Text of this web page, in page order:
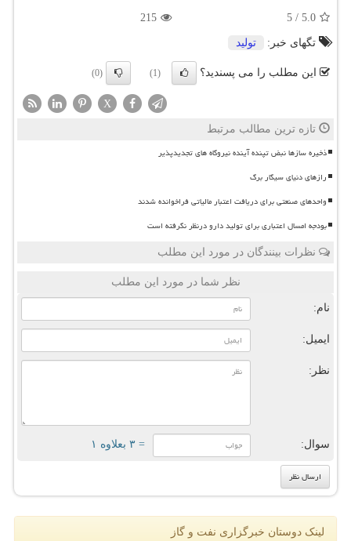
5.0
/
5
215
تگهای خبر: تولید
این مطلب را می پسندید؟ (1)
(0)
X
تازه ترین مطالب مرتبط
ذخیره سازها نبض تپنده آینده نیروگاه های تجدیدپذیر
رازهای دنیای سیگار برگ
واحدهای صنعتی برای دریافت اعتبار مالیاتی فراخوانده شدند
بودجه امسال اعتباری برای تولید دارو درنظر نگرفته است
نظرات بینندگان در مورد این مطلب
نظر شما در مورد این مطلب
نام:
ایمیل:
نظر:
سوال: = ۳ بعلاوه ۱
لینک دوستان خبرگزاری نفت و گاز